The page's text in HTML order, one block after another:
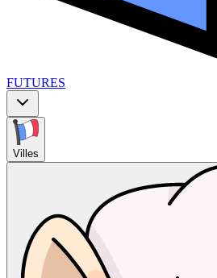
FUTURES
Villes